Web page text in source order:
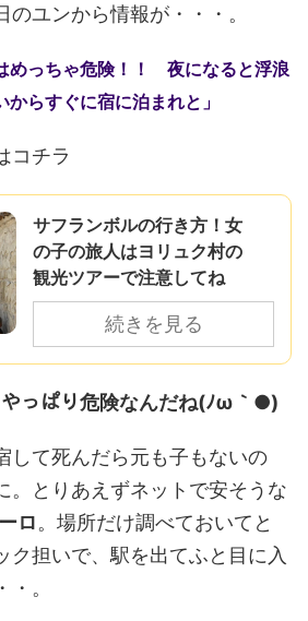
のユンから情報が・・・。
めっちゃ危険！！ 夜になると浮浪
らすぐに宿に泊まれと」
コチラ
サフランボルの行き方！女
の子の旅人はヨリュク村の
観光ツアーで注意してね
続きを見る
ぱり危険なんだね(ﾉω｀●)
して死んだら元も子もないの
。とりあえずネットで安そうな
ロ。場所だけ調べておいてと
ク担いで、駅を出てふと目に入
。